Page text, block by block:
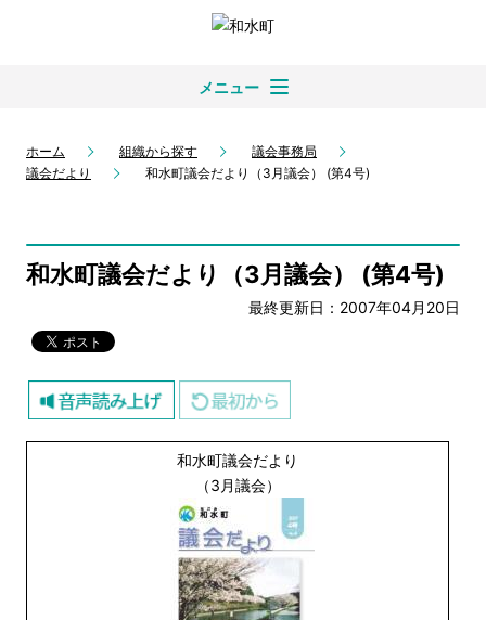
メニュー
ホーム 組織から探す
議会事務局
議会だより
和水町議会だより（3月議会） (第4号)
和水町議会だより（3月議会） (第4号)
最終更新日：2007年04月20日
和水町議会だより
（3月議会）